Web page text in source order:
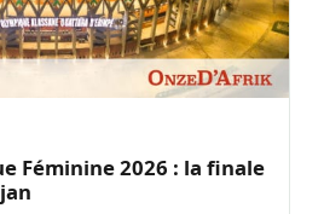
Féminine 2026 : la finale